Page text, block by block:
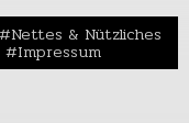
Nettes & Nützliches
Impressum